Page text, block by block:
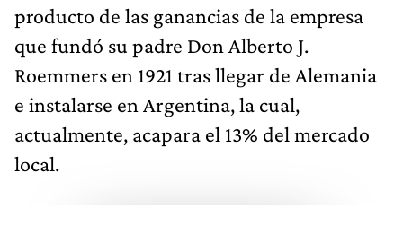
producto de las ganancias de la empresa
que fundó su padre Don Alberto J.
Roemmers en 1921 tras llegar de Alemania
e instalarse en Argentina, la cual,
actualmente, acapara el 13% del mercado
local.